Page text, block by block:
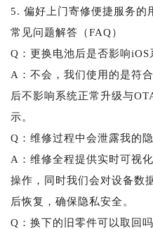
5. 偏好上门寄修便捷服务的
常见问题解答（FAQ）
Q：更换电池后是否影响iOS
A：不会，我们使用的是符
后不影响系统正常升级与
示。
Q：维修过程中会泄露我的
A：维修全程提供实时可视
操作，同时我们会对设备数
后恢复，确保隐私安全。
Q：换下的旧零件可以取回吗